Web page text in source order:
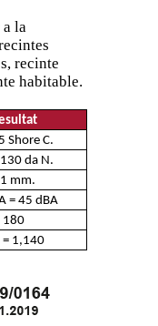
la
recinte
habitable.
Shore C.
da N.
mm.
= 45 dBA
180
= 1,140